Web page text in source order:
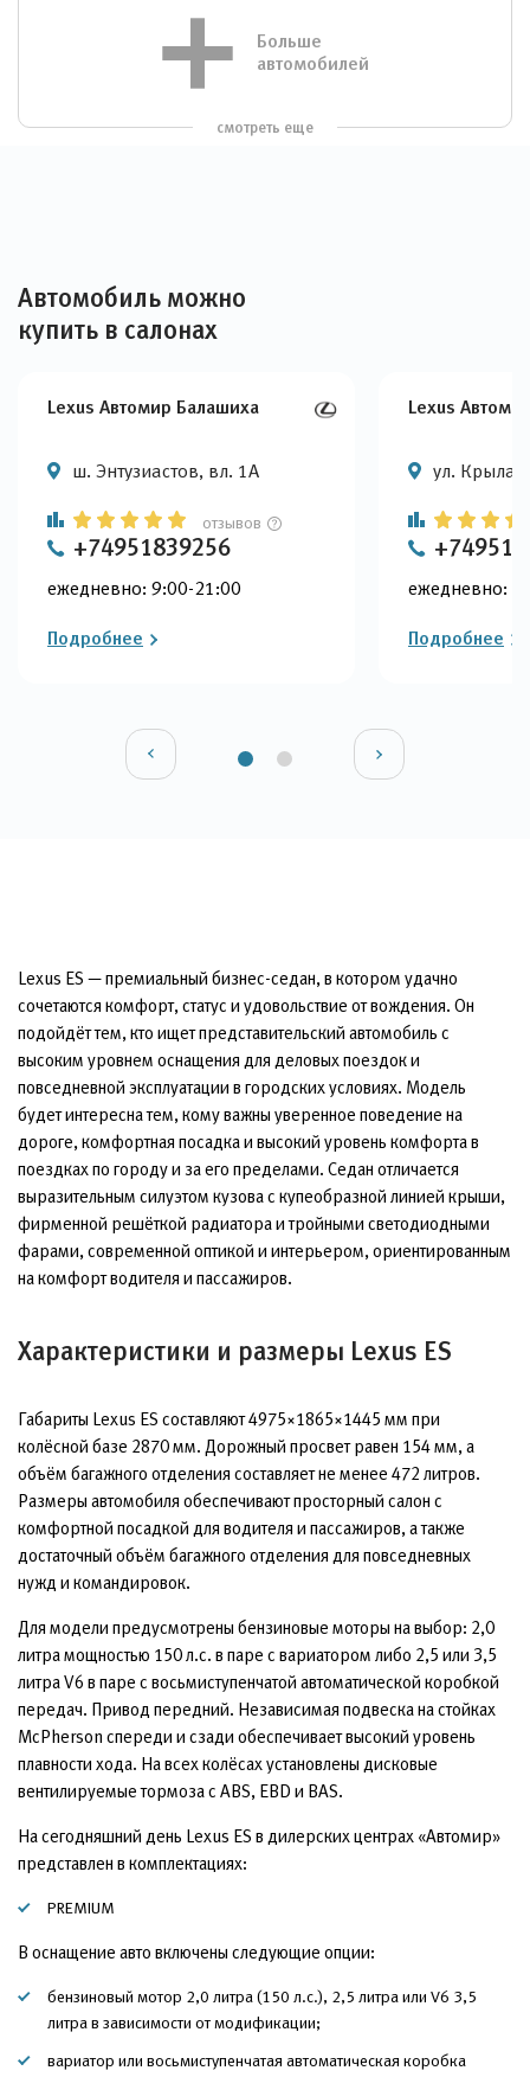
Больше
автомобилей
смотреть еще
Автомобиль можно
купить в салонах
Lexus Автомир Балашиха
ш. Энтузиастов, вл. 1А
отзывов
+74951839256
ежедневно: 9:00-21:00
Подробнее
Lexus
ул.
ежедневно:
Подробнее
Lexus ES — премиальный бизнес-седан, в котором удачно
сочетаются комфорт, статус и удовольствие от вождения. Он
подойдёт тем, кто ищет представительский автомобиль с
высоким уровнем оснащения для деловых поездок и
повседневной эксплуатации в городских условиях. Модель
будет интересна тем, кому важны уверенное поведение на
дороге, комфортная посадка и высокий уровень комфорта в
поездках по городу и за его пределами. Седан отличается
выразительным силуэтом кузова с купеобразной линией крыши,
фирменной решёткой радиатора и тройными светодиодными
фарами, современной оптикой и интерьером, ориентированным
на комфорт водителя и пассажиров.
Характеристики и размеры Lexus ES
Габариты Lexus ES составляют 4975×1865×1445 мм при
колёсной базе 2870 мм. Дорожный просвет равен 154 мм, а
объём багажного отделения составляет не менее 472 литров.
Размеры автомобиля обеспечивают просторный салон с
комфортной посадкой для водителя и пассажиров, а также
достаточный объём багажного отделения для повседневных
нужд и командировок.
Для модели предусмотрены бензиновые моторы на выбор: 2,0
литра мощностью 150 л.с. в паре с вариатором либо 2,5 или 3,5
литра V6 в паре с восьмиступенчатой автоматической коробкой
передач. Привод передний. Независимая подвеска на стойках
McPherson спереди и сзади обеспечивает высокий уровень
плавности хода. На всех колёсах установлены дисковые
вентилируемые тормоза с ABS, EBD и BAS.
На сегодняшний день Lexus ES в дилерских центрах «Автомир»
представлен в комплектациях:
PREMIUM
В оснащение авто включены следующие опции:
бензиновый мотор 2,0 литра (150 л.с.), 2,5 литра или V6 3,5
литра в зависимости от модификации;
вариатор или восьмиступенчатая автоматическая коробка